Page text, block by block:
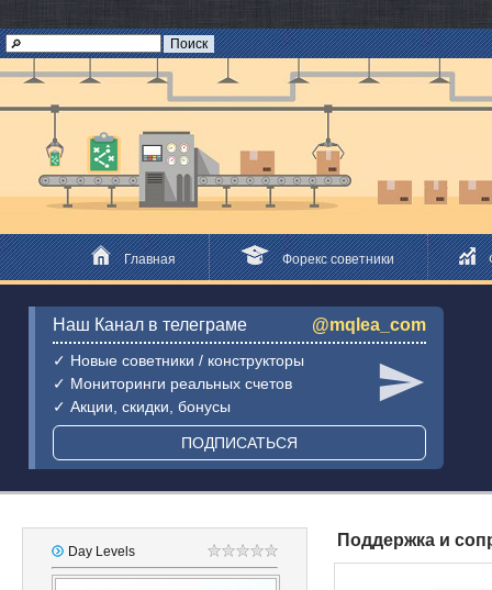
Главная Форекс советники
Наш Канал в телеграме @mqlea_com
✓ Новые советники / конструкторы
✓ Мониторинги реальных счетов
✓ Акции, скидки, бонусы
ПОДПИСАТЬСЯ
Day Levels
Поддержка и